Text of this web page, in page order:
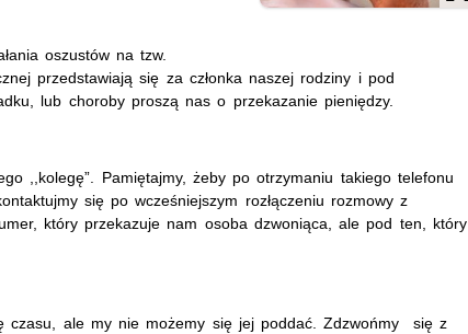
oszustów na tzw.
przedstawiają się za członka naszej rodziny i pod
lub choroby proszą nas o przekazanie pieniędzy.
,,kolegę”. Pamiętajmy, żeby po otrzymaniu takiego telefonu
się po wcześniejszym rozłączeniu rozmowy z
który przekazuje nam osoba dzwoniąca, ale pod ten, który
czasu, ale my nie możemy się jej poddać. Zdzwońmy się z